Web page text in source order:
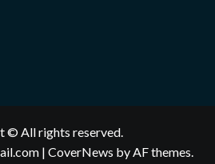
© All rights reserved.
| CoverNews by AF themes.